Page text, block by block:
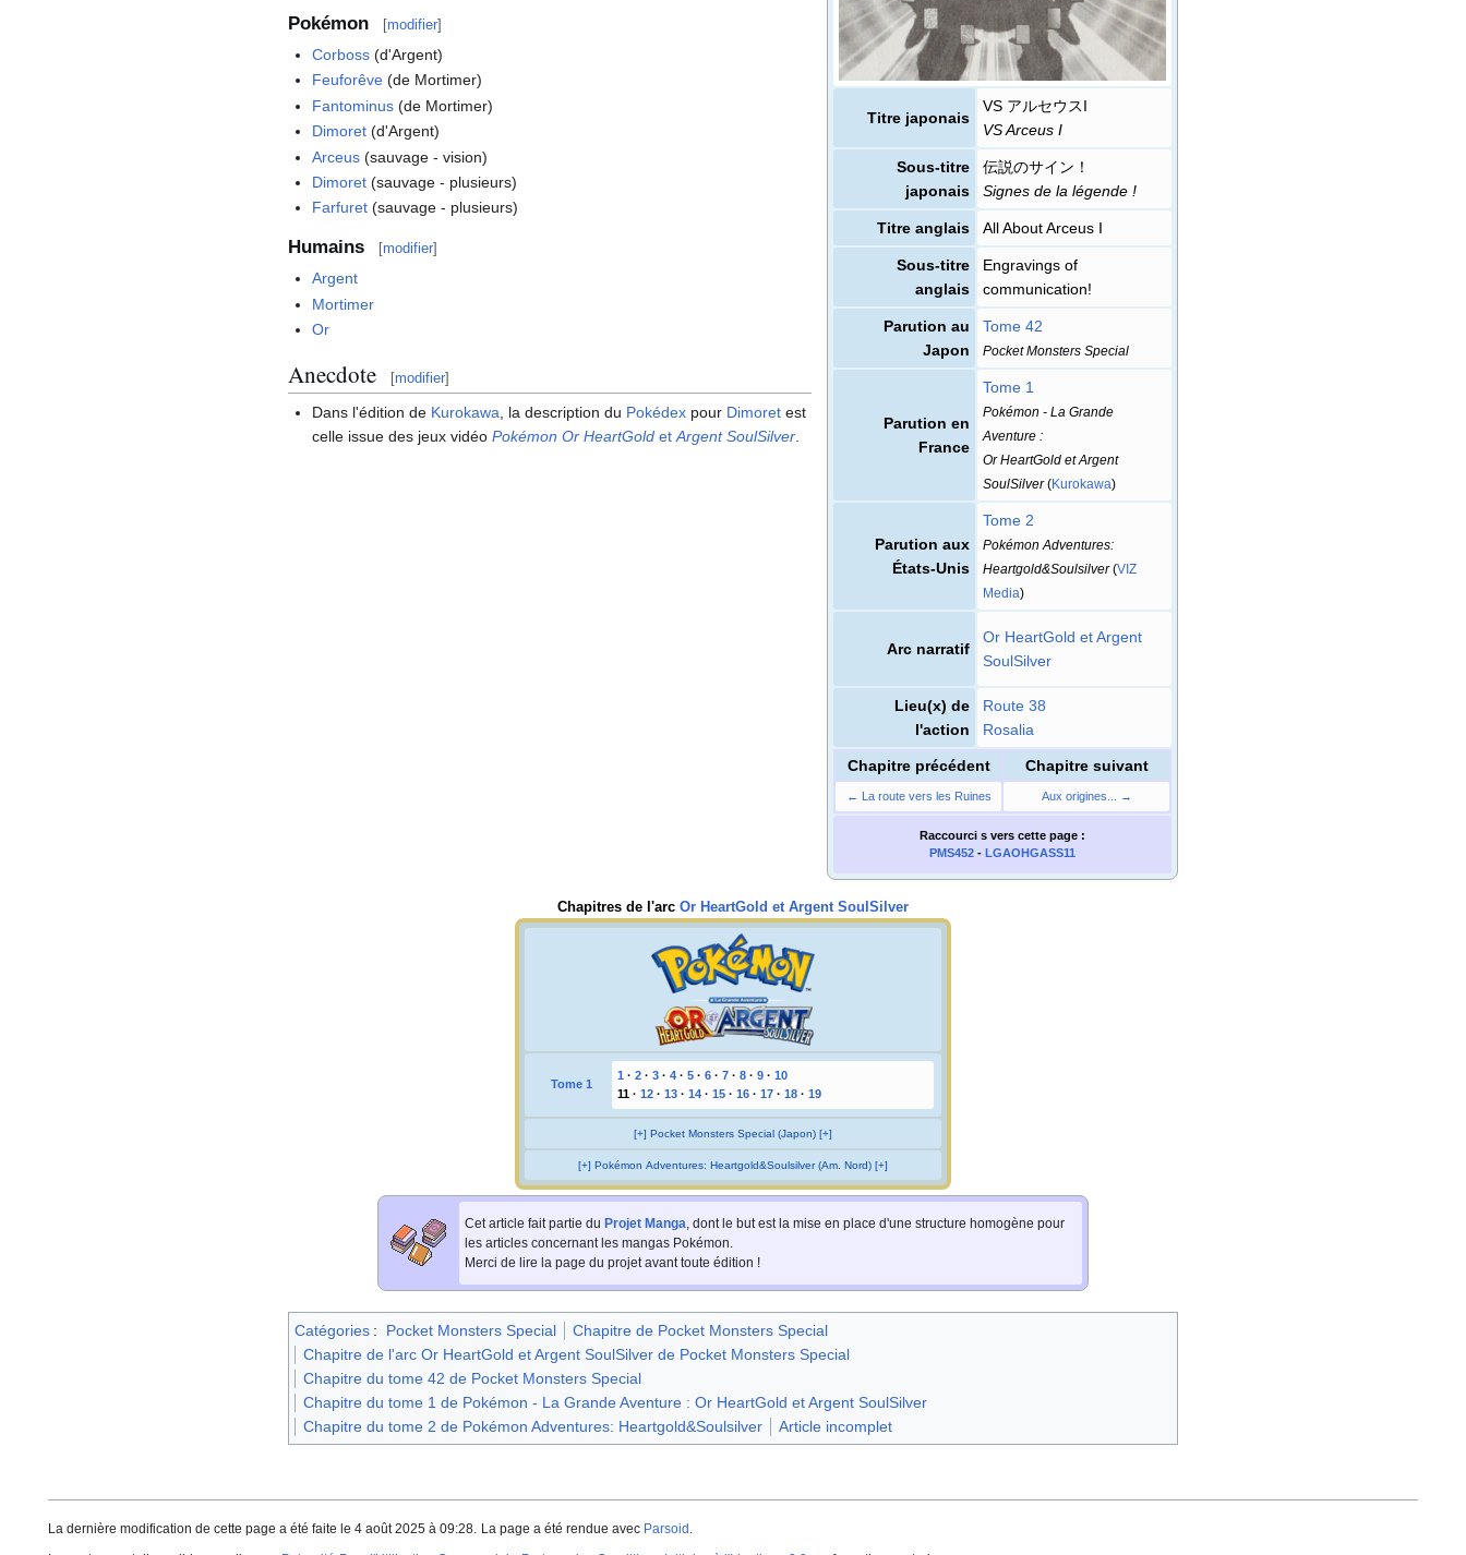
Titre japonais
VS アルセウスI
VS Arceus I
Sous-titre
japonais
伝説のサイン！
Signes de la légende !
Titre anglais All About Arceus I
Sous-titre
anglais
Engravings of
communication!
Parution au
Japon
Tome 42
Pocket Monsters Special
Parution en
France
Tome 1
Pokémon - La Grande
Aventure :
Or HeartGold et Argent
SoulSilver(Kurokawa)
Parution aux
États-Unis
Tome 2
Pokémon Adventures:
Heartgold&Soulsilver(VIZ
Media)
Arc narratif
Or HeartGold et Argent
SoulSilver
Lieu(x) de
l'action
Route 38
Rosalia
Chapitre précédent Chapitre suivant
← La route vers les Ruines Aux origines... →
Raccourci s vers cette page :
PMS452 - LGAOHGASS11
Pokémon [modifier]
Corboss (d'Argent)
Feuforêve (de Mortimer)
Fantominus (de Mortimer)
Dimoret (d'Argent)
Arceus (sauvage - vision)
Dimoret (sauvage - plusieurs)
Farfuret (sauvage - plusieurs)
Humains [modifier]
Argent
Mortimer
Or
Anecdote [modifier]
Dans l'édition de Kurokawa , la description du Pokédex pour Dimoret est
celle issue des jeux vidéoPokémon Or HeartGold etArgent SoulSilver
Chapitres de l'arc Or HeartGold et Argent SoulSilver
Tome 1
1 · 2 · 3 · 4 · 5 · 6 · 7 · 8 · 9 · 10
11 · 12 · 13 · 14 · 15 · 16 · 17 · 18 · 19
[+] Pocket Monsters Special (Japon) [+]
[+] Pokémon Adventures: Heartgold&Soulsilver (Am. Nord) [+]
Cet article fait partie du Projet Manga , dont le but est la mise en place d'une structure homogène pour
les articles concernant les mangas Pokémon.
Merci de lire la page du projet avant toute édition !
Catégories : Pocket Monsters Special
Chapitre de Pocket Monsters Special
Chapitre de l'arc Or HeartGold et Argent SoulSilver de Pocket Monsters Special
Chapitre du tome 42 de Pocket Monsters Special
Chapitre du tome 1 de Pokémon - La Grande Aventure : Or HeartGold et Argent SoulSilver
Chapitre du tome 2 de Pokémon Adventures: Heartgold&Soulsilver
Article incomplet
La dernière modification de cette page a été faite le 4 août 2025 à 09:28. La page a été rendue avec Parsoid